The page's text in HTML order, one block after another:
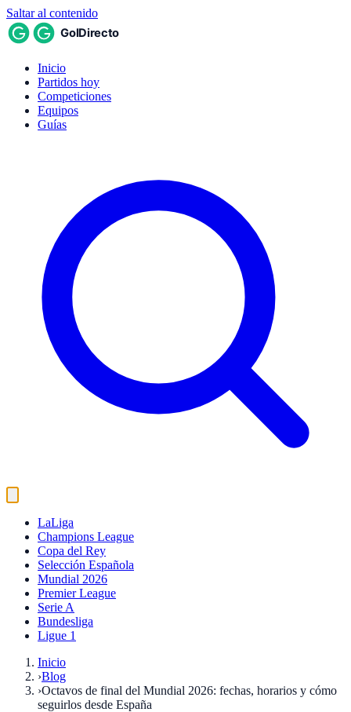
Saltar al contenido
Inicio
Partidos hoy
Competiciones
Equipos
Guías
LaLiga
Champions League
Copa del Rey
Selección Española
Mundial 2026
Premier League
Serie A
Bundesliga
Ligue 1
Inicio
›Blog
›Octavos de final del Mundial 2026: fechas, horarios y cómo
seguirlos desde España